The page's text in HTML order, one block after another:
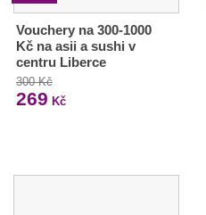
Vouchery na 300-1000
Kč na asii a sushi v
centru Liberce
300 Kč
269 Kč